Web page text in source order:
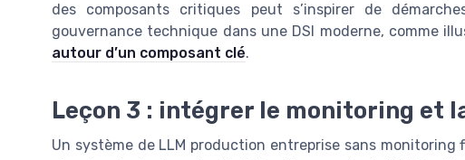
des composants critiques peut s’inspirer de
gouvernance technique dans une DSI moderne, comme
autour d’un composant clé.
Leçon 3 : intégrer le monitoring et
Un système de LLM production entreprise sans